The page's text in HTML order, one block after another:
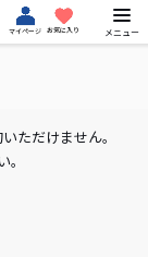
マイページ お気に入り メニュー
ただけません。